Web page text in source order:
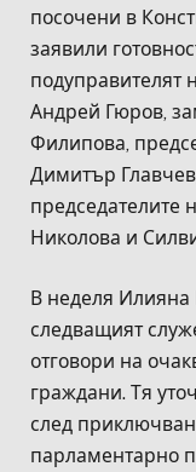
посочени в
заявили
подуправителят
Андрей Гюров,
Филипова,
Димитър
председателите
Николова и
В неделя Илияна
следващият
отговори на
граждани. Тя
след
парламентарно